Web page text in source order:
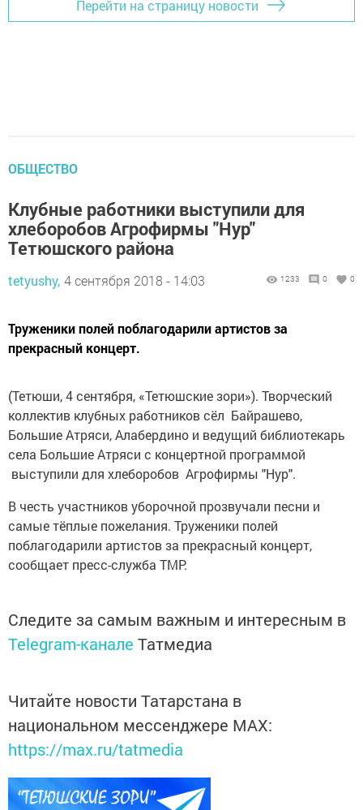
Перейти на страницу новости
ОБЩЕСТВО
Клубные работники выступили для
хлеборобов Агрофирмы "Нур"
Тетюшского района
tetyushy, 4 сентября 2018 - 14:03 1233 0 0
Труженики полей поблагодарили артистов за
прекрасный концерт.
(Тетюши, 4 сентября, «Тетюшские зори»). Творческий
коллектив клубных работников сёл Байрашево,
Большие Атряси, Алабердино и ведущий библиотекарь
села Большие Атряси с концертной программой
выступили для хлеборобов Агрофирмы "Нур".
В честь участников уборочной прозвучали песни и
самые тёплые пожелания. Труженики полей
поблагодарили артистов за прекрасный концерт,
сообщает пресс-служба ТМР.
Следите за самым важным и интересным в
Telegram-канале Татмедиа
Читайте новости Татарстана в
национальном мессенджере MАХ:
https://max.ru/tatmedia